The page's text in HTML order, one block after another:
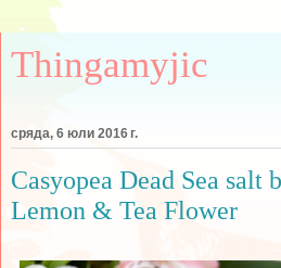
Thingamyjic
сряда, 6 юли 2016 г.
Casyopea Dead Sea salt
Lemon & Tea Flower